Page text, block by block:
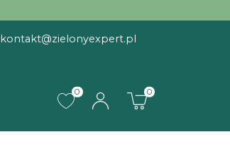
kontakt@zielonyexpert.pl
0 0